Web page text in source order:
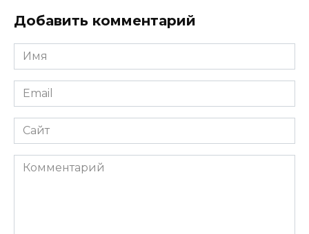
Добавить комментарий
Имя
Email
Сайт
Комментарий